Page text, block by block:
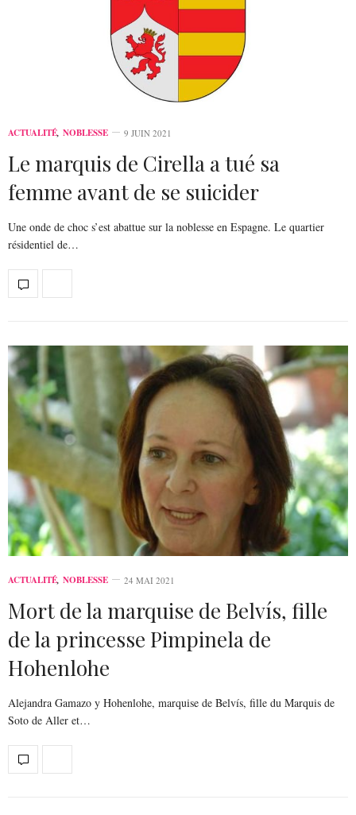
ACTUALITÉ, NOBLESSE 9 JUIN 2021
Le marquis de Cirella a tué sa
femme avant de se suicider
Une onde de choc s’est abattue sur la noblesse en Espagne. Le quartier
résidentiel de…
ACTUALITÉ, NOBLESSE 24 MAI 2021
Mort de la marquise de Belvís, fille
de la princesse Pimpinela de
Hohenlohe
Alejandra Gamazo y Hohenlohe, marquise de Belvís, fille du Marquis de
Soto de Aller et…